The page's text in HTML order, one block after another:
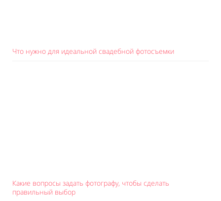
Что нужно для идеальной свадебной фотосъемки
Какие вопросы задать фотографу, чтобы сделать
правильный выбор